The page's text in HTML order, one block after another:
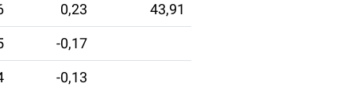
0,23 43,91
-0,17
-0,13